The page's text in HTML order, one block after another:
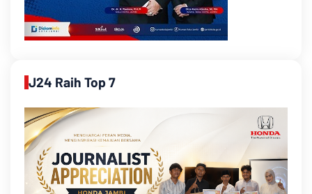
J24 Raih Top 7